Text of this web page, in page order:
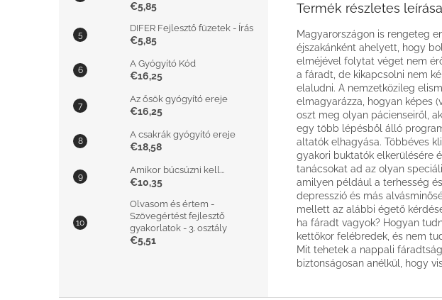
€5,85
DIFER Fejlesztő füzetek - Írás
€5,85
A Gyógyító Kód
€16,25
Az ősök gyógyító ereje
€16,25
A csakrák gyógyító ereje
€18,58
Amikor búcsúzni kell...
€10,35
Olvasom és értem -
Szövegértést fejlesztő
gyakorlatok - 3. osztály
€5,51
Termék részletes leírása
Magyarországon is rengeteg
éjszakánként ahelyett, hogy
elméjével folytat véget nem
a fáradt, de kikapcsolni nem
elaludni. A nemzetközileg
elmagyarázza, hogyan képes
oszt meg olyan pácienseiről,
egy több lépésből álló
altatók elhagyása. Többéves
gyakori buktatók elkerülésére
tanácsokat ad az olyan
amilyen például a terhesség
depresszió és más
mellett az alábbi égető
ha fáradt vagyok? Hogyan
kettőkor felébredek, és nem
Mit tehetek a nappali
biztonságosan anélkül, hogy